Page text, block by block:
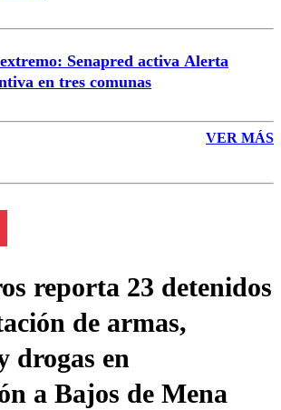
Senapred activa Alerta
en tres comunas
VER MÁS
reporta 23 detenidos
de armas,
drogas en
a Bajos de Mena